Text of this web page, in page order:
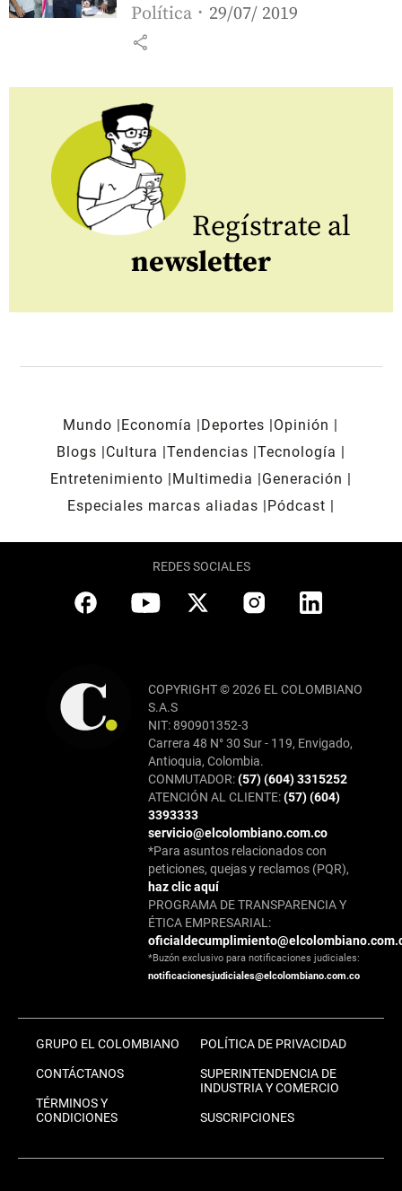
Política 29/07/ 2019
share
Regístrate al
newsletter
Mundo Economía Deportes
Opinión
Blogs
Cultura Tendencias Tecnología
Entretenimiento
Multimedia
Generación
Especiales marcas aliadas
Pódcast
REDES SOCIALES
COPYRIGHT © 2026 EL COLOMBIANO
S.A.S
NIT: 890901352-3
Carrera 48 N° 30 Sur - 119, Envigado,
Antioquia, Colombia.
CONMUTADOR:(57) (604) 3315252
ATENCIÓN AL CLIENTE:(57) (604)
3393333
servicio@elcolombiano.com.co
*Para asuntos relacionados con
peticiones, quejas y reclamos (PQR),
haz clic aquí
PROGRAMA DE TRANSPARENCIA Y
ÉTICA EMPRESARIAL:
*Buzón exclusivo para notificaciones judiciales:
notificacionesjudiciales@elcolombiano.com.co
GRUPO EL COLOMBIANO
CONTÁCTANOS
TÉRMINOS Y
CONDICIONES
POLÍTICA DE PRIVACIDAD
SUPERINTENDENCIA DE
INDUSTRIA Y COMERCIO
SUSCRIPCIONES